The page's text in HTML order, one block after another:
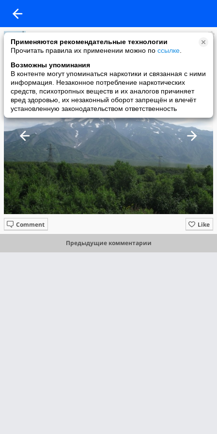
Применяются рекомендательные технологии
Прочитать правила их применении можно по ссылке
Возможны упоминания
В контенте могут упоминаться наркотики и связанная с ними
информация. Незаконное потребление наркотических
средств, психотропных веществ и их аналогов причиняет
вред здоровью, их незаконный оборот запрещён и влечёт
установленную законодательством ответственность
Romeo
added a photo
27 Apr в 15:44
Like
Comment
Предыдущие комментарии